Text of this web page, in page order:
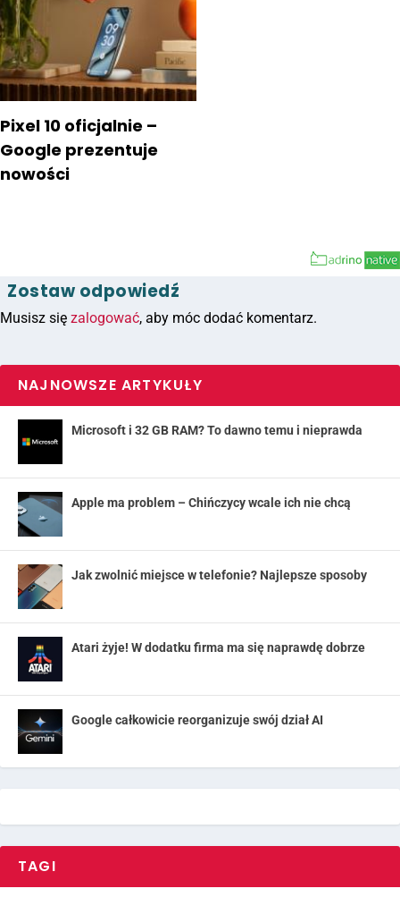
Pixel 10 oficjalnie –
Google prezentuje
nowości
Zostaw odpowiedź
Musisz się zalogować, aby móc dodać komentarz.
NAJNOWSZE ARTYKUŁY
Microsoft i 32 GB RAM? To dawno temu i nieprawda
Apple ma problem – Chińczycy wcale ich nie chcą
Jak zwolnić miejsce w telefonie? Najlepsze sposoby
Atari żyje! W dodatku firma ma się naprawdę dobrze
Google całkowicie reorganizuje swój dział AI
TAGI